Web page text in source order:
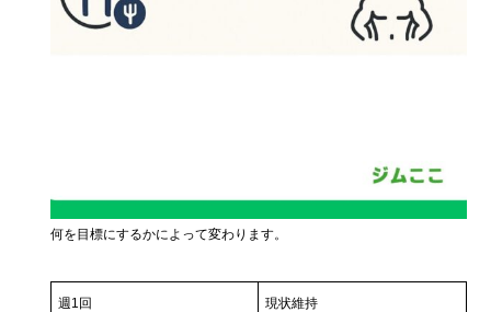
何を目標にするかによって変わります。
週1回 現状維持